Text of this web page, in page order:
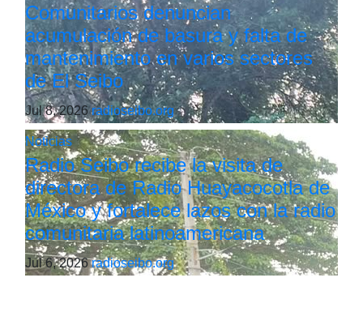
Comunitarios denuncian
acumulación de basura y falta de
mantenimiento en varios sectores
de El Seibo
Jul 8, 2026radioseibo.org
Noticias
Radio Seibo recibe la visita de
directora de Radio Huayacocotla de
México y fortalece lazos con la radio
comunitaria latinoamericana
Jul 6, 2026radioseibo.org